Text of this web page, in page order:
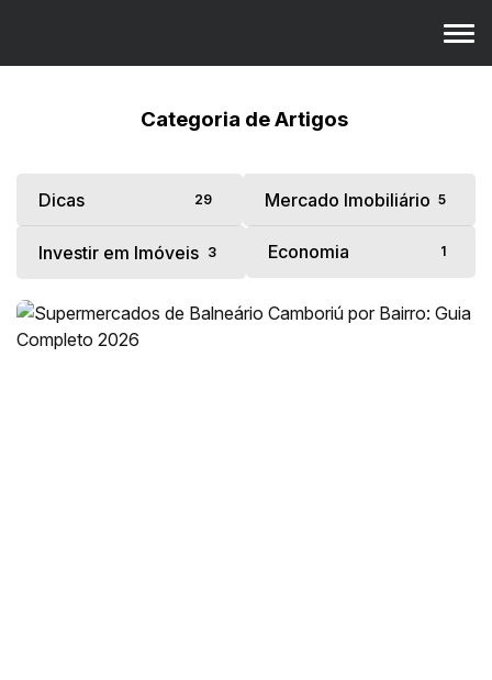
Categoria de Artigos
Dicas 29 Mercado Imobiliário 5
Investir em Imóveis 3 Economia 1